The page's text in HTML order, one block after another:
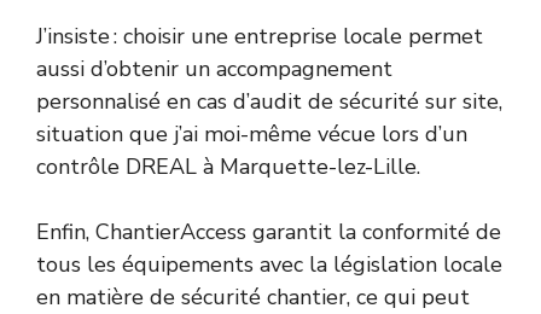
J’insiste : choisir une entreprise locale permet
aussi d’obtenir un accompagnement
personnalisé en cas d’audit de sécurité sur site,
situation que j’ai moi-même vécue lors d’un
contrôle DREAL à Marquette-lez-Lille.
Enfin, ChantierAccess garantit la conformité de
tous les équipements avec la législation locale
en matière de sécurité chantier, ce qui peut